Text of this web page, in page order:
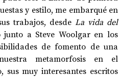
y estilo, me embarqué en
trabajos, desde La vida del
a Steve Woolgar en los
de fomento de una
metamorfosis en el
sus muy interesantes escritos